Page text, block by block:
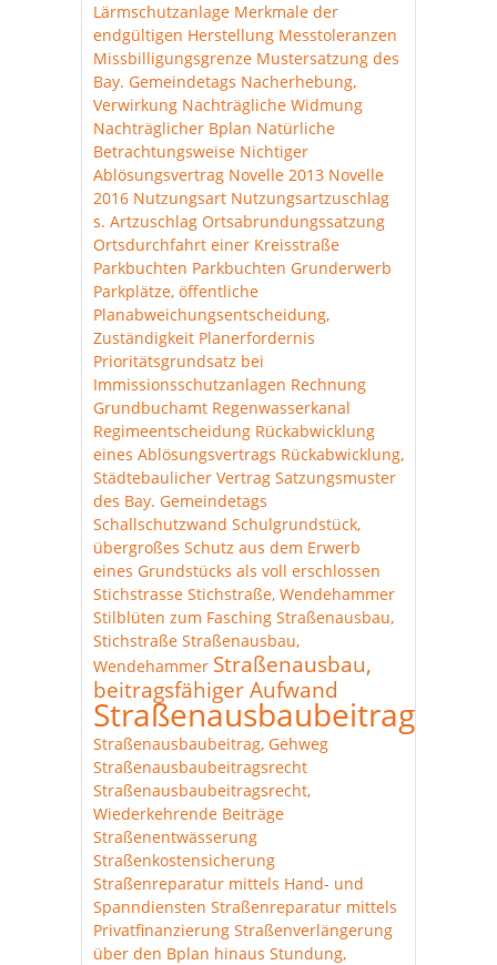
Lärmschutzanlage Merkmale der
endgültigen Herstellung Messtoleranzen
Missbilligungsgrenze Mustersatzung des
Bay. Gemeindetags Nacherhebung,
Verwirkung Nachträgliche Widmung
Nachträglicher Bplan Natürliche
Betrachtungsweise Nichtiger
Ablösungsvertrag Novelle 2013 Novelle
2016 Nutzungsart Nutzungsartzuschlag
s. Artzuschlag Ortsabrundungssatzung
Ortsdurchfahrt einer Kreisstraße
Parkbuchten Parkbuchten Grunderwerb
Parkplätze, öffentliche
Planabweichungsentscheidung,
Zuständigkeit Planerfordernis
Prioritätsgrundsatz bei
Immissionsschutzanlagen Rechnung
Grundbuchamt Regenwasserkanal
Regimeentscheidung Rückabwicklung
eines Ablösungsvertrags Rückabwicklung,
Städtebaulicher Vertrag Satzungsmuster
des Bay. Gemeindetags
Schallschutzwand Schulgrundstück,
übergroßes Schutz aus dem Erwerb
eines Grundstücks als voll erschlossen
Stichstrasse Stichstraße, Wendehammer
Stilblüten zum Fasching Straßenausbau,
Stichstraße Straßenausbau,
Wendehammer Straßenausbau,
beitragsfähiger Aufwand
Straßenausbaubeitrag
Straßenausbaubeitrag, Gehweg
Straßenausbaubeitragsrecht
Straßenausbaubeitragsrecht,
Wiederkehrende Beiträge
Straßenentwässerung
Straßenkostensicherung
Straßenreparatur mittels Hand- und
Spanndiensten Straßenreparatur mittels
Privatfinanzierung Straßenverlängerung
über den Bplan hinaus Stundung,